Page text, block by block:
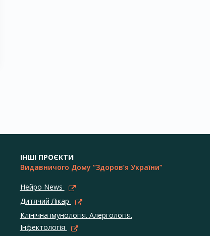
ІНШІ ПРОЄКТИ
Видавничого Дому “Здоров’я України”
Нейро News
Дитячий Лікар
Клінічна імунологія. Алергологія.
Інфектологія